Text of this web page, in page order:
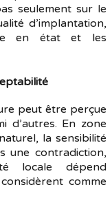
seulement sur le
d’implantation,
en état et les
peut être perçue
d’autres. En zone
la sensibilité
une contradiction,
locale dépend
comme